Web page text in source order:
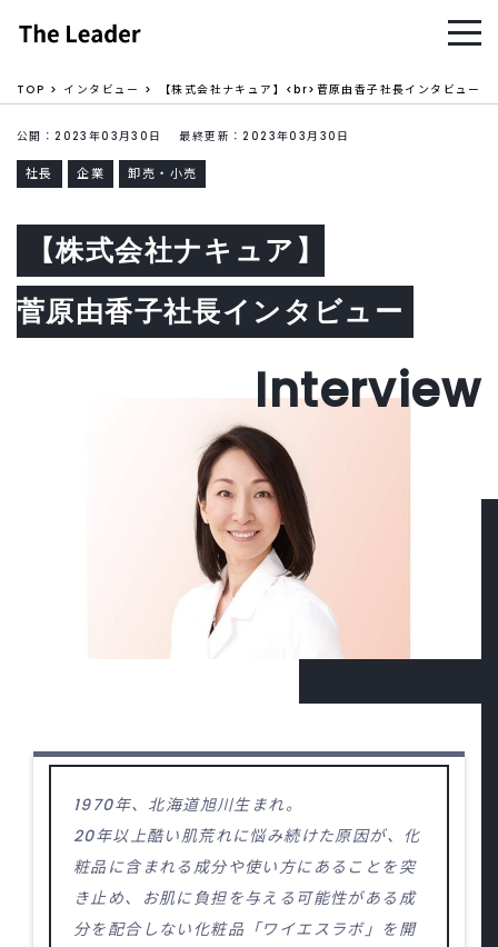
TOP インタビュー 【株式会社ナキュア】<br>菅原由香子社長インタビュー
公開：2023年03月30日 最終更新：2023年03月30日
社長 企業 卸売・小売
【株式会社ナキュア】
菅原由香子社長インタビュー
1970年、北海道旭川生まれ。
20年以上酷い肌荒れに悩み続けた原因が、化
粧品に含まれる成分や使い方にあることを突
き止め、お肌に負担を与える可能性がある成
分を配合しない化粧品「ワイエスラボ」を開